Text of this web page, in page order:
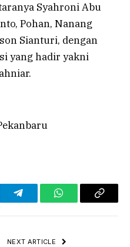
Syahroni Abu
Pohan, Nanang
Sianturi, dengan
yang hadir yakni
TelegramWhatsAppCopy
NEXT ARTICLE